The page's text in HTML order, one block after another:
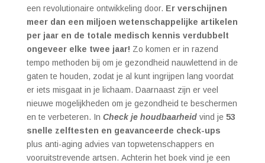
een revolutionaire ontwikkeling door. Er verschijnen
meer dan een miljoen wetenschappelijke artikelen
per jaar en de totale medisch kennis verdubbelt
ongeveer elke twee jaar! Zo komen er in razend
tempo methoden bij om je gezondheid nauwlettend in de
gaten te houden, zodat je al kunt ingrijpen lang voordat
er iets misgaat in je lichaam. Daarnaast zijn er veel
nieuwe mogelijkheden om je gezondheid te beschermen
en te verbeteren. In Check je houdbaarheidvind je 53
snelle zelftesten en geavanceerde check-ups
plus anti-aging advies van topwetenschappers en
vooruitstrevende artsen. Achterin het boek vind je een